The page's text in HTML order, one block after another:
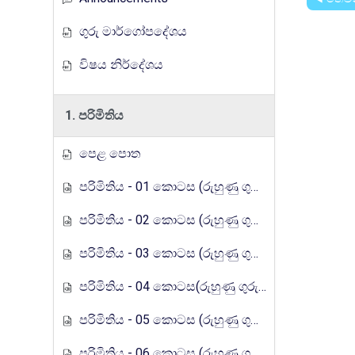
ගුරු මාර්ගෝපදේශය
විෂය නිර්දේශය
1. පරිමිතිය
පෙළ පොත
පරිමිතිය - 01 කොටස (රුහුණු ගුරුගෙදර රේඩියෝ පාඩම් මාලාව)
පරිමිතිය - 02 කොටස (රුහුණු ගුරුගෙදර රේඩියෝ පාඩම් මාලාව)
පරිමිතිය - 03 කොටස (රුහුණු ගුරුගෙදර රේඩියෝ පාඩම් මාලාව)
පරිමිතිය - 04 කොටස(රුහුණු ගුරුගෙදර රේඩියෝ පාඩම් මාලාව)
පරිමිතිය - 05 කොටස (රුහුණු ගුරුගෙදර රේඩියෝ පාඩම් මාලාව)